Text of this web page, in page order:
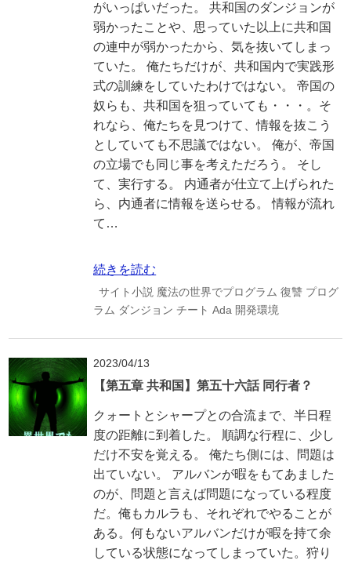
がいっぱいだった。 共和国のダンジョンが
弱かったことや、思っていた以上に共和国
の連中が弱かったから、気を抜いてしまっ
ていた。 俺たちだけが、共和国内で実践形
式の訓練をしていたわけではない。 帝国の
奴らも、共和国を狙っていても・・・。そ
れなら、俺たちを見つけて、情報を抜こう
としていても不思議ではない。 俺が、帝国
の立場でも同じ事を考えただろう。 そし
て、実行する。 内通者が仕立て上げられた
ら、内通者に情報を送らせる。 情報が流れ
て…
続きを読む
サイト小説 魔法の世界でプログラム 復讐 プログ
ラム ダンジョン チート Ada 開発環境
2023/04/13
【第五章 共和国】第五十六話 同行者？
クォートとシャープとの合流まで、半日程
度の距離に到着した。 順調な行程に、少し
だけ不安を覚える。 俺たち側には、問題は
出ていない。 アルバンが暇をもてあました
のが、問題と言えば問題になっている程度
だ。俺もカルラも、それぞれでやることが
ある。何もないアルバンだけが暇を持て余
している状態になってしまっていた。狩り